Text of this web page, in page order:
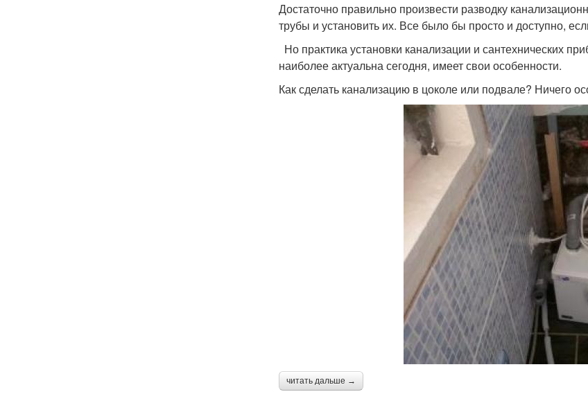
Достаточно правильно произвести разводку
трубы и установить их. Все было бы просто и доступно,
Но практика установки канализации и сантехнических
наиболее актуальна сегодня, имеет свои особенности.
Как сделать канализацию в цоколе или подвале? Ничего
читать дальше →